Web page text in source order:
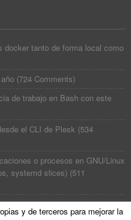
docker tanto de forma local como
(724 Comments)
de trabajo en Bash con este
el CLI de Plesk (534
o procesos en GNU/Linux
systemd slices) (511
y de terceros para mejorar la